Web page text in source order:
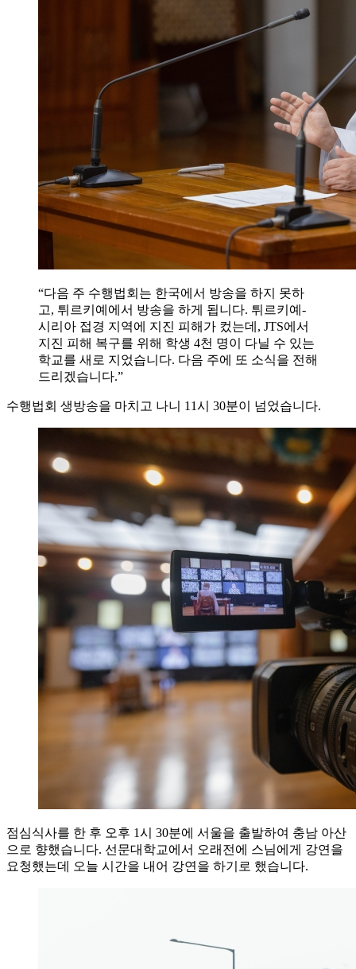
“다음 주 수행법회는 한국에서 방송을 하지 못하
고, 튀르키예에서 방송을 하게 됩니다. 튀르키예-
시리아 접경 지역에 지진 피해가 컸는데, JTS에서
지진 피해 복구를 위해 학생 4천 명이 다닐 수 있는
학교를 새로 지었습니다. 다음 주에 또 소식을 전해
드리겠습니다.”
수행법회 생방송을 마치고 나니 11시 30분이 넘었습니다.
점심식사를 한 후 오후 1시 30분에 서울을 출발하여 충남 아산
으로 향했습니다. 선문대학교에서 오래전에 스님에게 강연을
요청했는데 오늘 시간을 내어 강연을 하기로 했습니다.